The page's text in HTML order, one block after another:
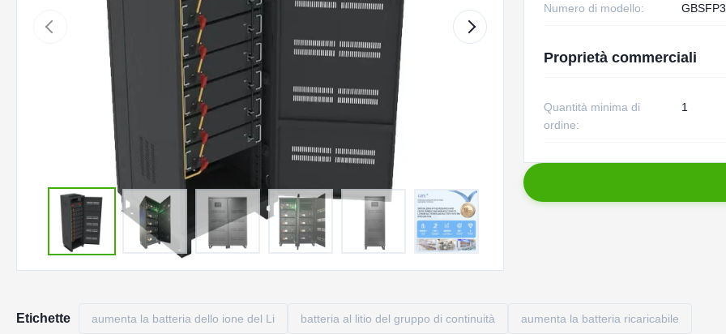
Numero di modello:
Proprietà commerciali
Quantità minima di
ordine:
1
Etichette aumenta la batteria dello ione del Li batteria al litio del gruppo di continuità aumenta la batteria ricaricabile